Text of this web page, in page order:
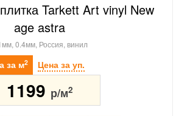
Tarkett Art vinyl New
age astra
0.4мм, Россия, винил
за м2 Цена за уп.
1199 р/м2